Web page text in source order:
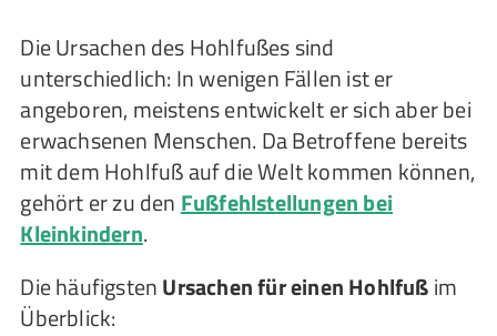
Die Ursachen des Hohlfußes sind
unterschiedlich: In wenigen Fällen ist er
angeboren, meistens entwickelt er sich aber bei
erwachsenen Menschen. Da Betroffene bereits
mit dem Hohlfuß auf die Welt kommen können,
gehört er zu den Fußfehlstellungen bei
Kleinkindern.
Die häufigstenUrsachen für einen Hohlfußim
Überblick: